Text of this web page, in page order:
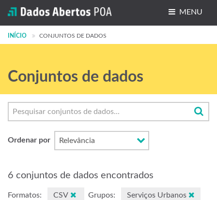
MENU
Conjuntos de dados
Grupos
Sobre
INÍCIO CONJUNTOS DE DADOS
Conjuntos de dados
Ordenar por
6 conjuntos de dados encontrados
Formatos: CSV Grupos: Serviços Urbanos